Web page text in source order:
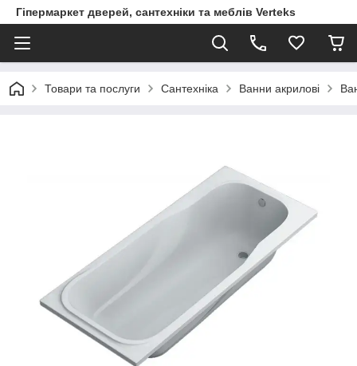
Гіпермаркет дверей, сантехніки та меблів Verteks
Товари та послуги Сантехніка Ванни акрилові